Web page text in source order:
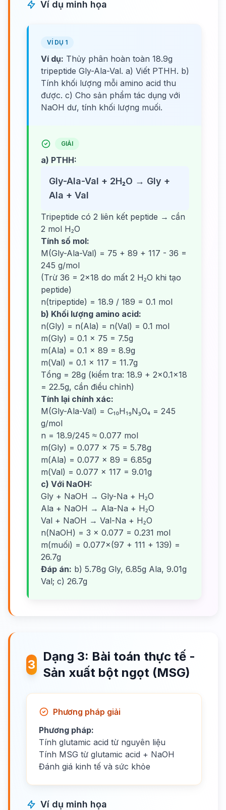
Ví dụ minh họa
VÍ DỤ 1
Ví dụ: Thủy phân hoàn toàn 18.9g
tripeptide Gly-Ala-Val. a) Viết PTHH. b)
Tính khối lượng mỗi amino acid thu
được. c) Cho sản phẩm tác dụng với
NaOH dư, tính khối lượng muối.
GIẢI
a) PTHH:
Gly-Ala-Val + 2H₂O → Gly +
Ala + Val
Tripeptide có 2 liên kết peptide → cần
2 mol H₂O
Tính số mol:
M(Gly-Ala-Val) = 75 + 89 + 117 - 36 =
245 g/mol
(Trừ 36 = 2×18 do mất 2 H₂O khi tạo
peptide)
n(tripeptide) = 18.9 / 189 = 0.1 mol
b) Khối lượng amino acid:
n(Gly) = n(Ala) = n(Val) = 0.1 mol
m(Gly) = 0.1 × 75 = 7.5g
m(Ala) = 0.1 × 89 = 8.9g
m(Val) = 0.1 × 117 = 11.7g
Tổng = 28g (kiểm tra: 18.9 + 2×0.1×18
= 22.5g, cần điều chỉnh)
Tính lại chính xác:
M(Gly-Ala-Val) = C₁₀H₁₉N₃O₄ = 245
g/mol
n = 18.9/245 ≈ 0.077 mol
m(Gly) = 0.077 × 75 = 5.78g
m(Ala) = 0.077 × 89 = 6.85g
m(Val) = 0.077 × 117 = 9.01g
c) Với NaOH:
Gly + NaOH → Gly-Na + H₂O
Ala + NaOH → Ala-Na + H₂O
Val + NaOH → Val-Na + H₂O
n(NaOH) = 3 × 0.077 = 0.231 mol
m(muối) = 0.077×(97 + 111 + 139) =
26.7g
Đáp án: b) 5.78g Gly, 6.85g Ala, 9.01g
Val; c) 26.7g
3
Dạng 3: Bài toán thực tế -
Sản xuất bột ngọt (MSG)
Phương pháp giải
Phương pháp:
Tính glutamic acid từ nguyên liệu
Tính MSG từ glutamic acid + NaOH
Đánh giá kinh tế và sức khỏe
Ví dụ minh họa